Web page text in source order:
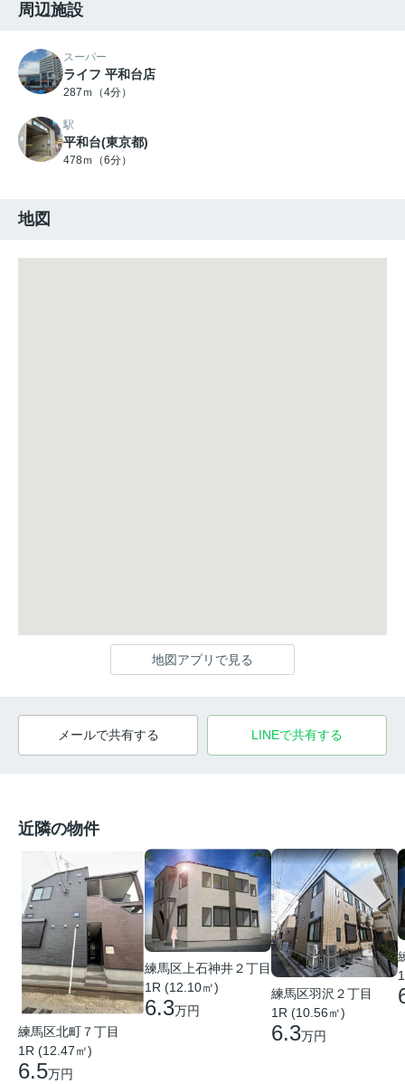
周辺施設
スーパー
ライフ 平和台店
287ｍ（4分）
駅
平和台(東京都)
478ｍ（6分）
地図
地図アプリで見る
メールで共有する LINEで共有する
近隣の物件
練馬区北町７丁目
1R (12.47㎡)
6.5万円
練馬区上石神井２丁目
1R (12.10㎡)
6.3万円
練馬区羽沢２丁目
1R (10.56㎡)
6.3万円